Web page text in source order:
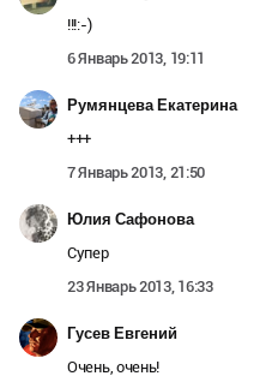
!!!:-)
6 Январь 2013, 19:11
Румянцева Екатерина
+++
7 Январь 2013, 21:50
Юлия Сафонова
Супер
23 Январь 2013, 16:33
Гусев Евгений
Очень, очень!